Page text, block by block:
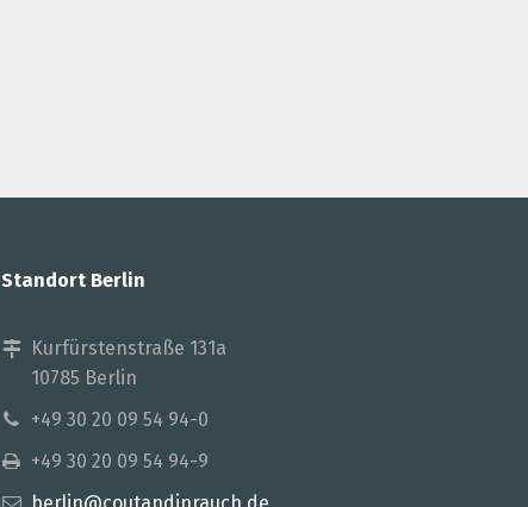
Standort Berlin
Kurfürstenstraße 131a
10785 Berlin
+49 30 20 09 54 94-0
+49 30 20 09 54 94-9